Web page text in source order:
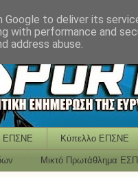
ΕΠΣΝΕ Κύπελλο ΕΠΣΝΕ
Μικτό Πρωτάθλημα
to deliver its
with performance and
address abuse.